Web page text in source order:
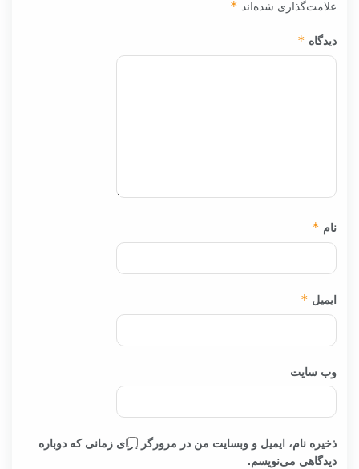
علامت‌گذاری شده‌اند *
دیدگاه *
نام *
ایمیل *
وب‌ سایت
ذخیره نام، ایمیل و وبسایت من در مرورگر برای زمانی که دوباره
دیدگاهی می‌نویسم.